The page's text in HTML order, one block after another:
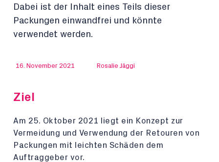
Dabei ist der Inhalt eines Teils dieser
Packungen einwandfrei und könnte
verwendet werden.
16. November 2021 Rosalie Jäggi
Ziel
Am 25. Oktober 2021 liegt ein Konzept zur
Vermeidung und Verwendung der Retouren von
Packungen mit leichten Schäden dem
Auftraggeber vor.